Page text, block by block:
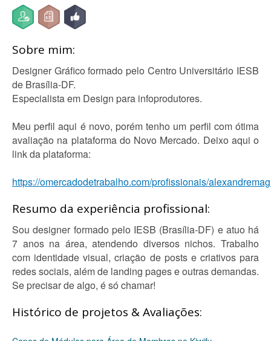
Sobre mim:
Designer Gráfico formado pelo Centro Universitário IESB
de Brasília-DF.
Especialista em Design para infoprodutores.
Meu perfil aqui é novo, porém tenho um perfil com ótima
avaliação na plataforma do Novo Mercado. Deixo aqui o
link da plataforma:
https://omercadodetrabalho.com/profissionais/
Resumo da experiência profissional:
Sou designer formado pelo IESB (Brasília-DF) e atuo há
7 anos na área, atendendo diversos nichos. Trabalho
com identidade visual, criação de posts e criativos para
redes sociais, além de landing pages e outras demandas.
Se precisar de algo, é só chamar!
Histórico de projetos & Avaliações: